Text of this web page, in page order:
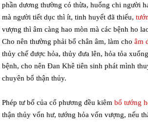
phần dương thường có thừa, huống chi người
mà người tiết dục thì ít, tinh huyết đã thiếu,
vượng thì âm càng hao mòn mà các bệnh ho
Cho nên thường phải bổ chân âm, làm choâm
thủy chế được hỏa, thủy đưa lên, hỏa tỏa
bệnh, cho nên Đan Khê tiên sinh phát mình
chuyên bổ thận thủy.
Phép tư bổ của cổ phương đều kiêmbổ tướng
thận thủy vốn hư, tướng hỏa vốn vượng, nếu